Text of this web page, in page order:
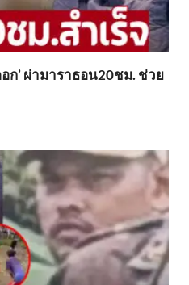
ก’ ผ่ามาราธอน20ชม. ช่วย